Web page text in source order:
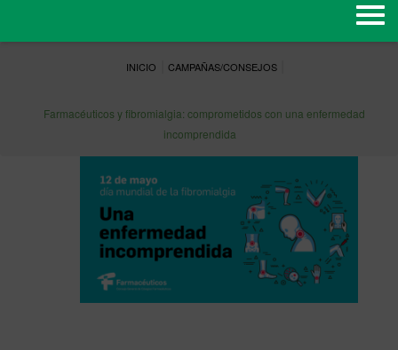
INICIO CAMPAÑAS/CONSEJOS
Farmacéuticos y fibromialgia: comprometidos con una enfermedad
incomprendida